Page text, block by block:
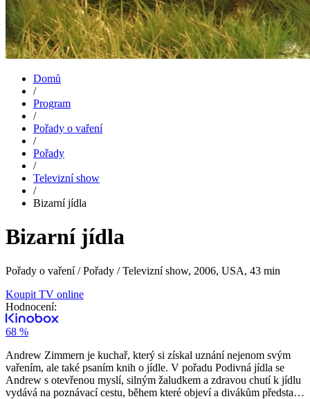
Domů
/
Program
/
Pořady o vaření
/
Pořady
/
Televizní show
/
Bizarní jídla
Bizarní jídla
Pořady o vaření / Pořady / Televizní show, 2006, USA, 43 min
Koupit TV online
Hodnocení:
68 %
Andrew Zimmern je kuchař, který si získal uznání nejenom svým
vařením, ale také psaním knih o jídle. V pořadu Podivná jídla se
Andrew s otevřenou myslí, silným žaludkem a zdravou chutí k jídlu
vydává na poznávací cestu, během které objeví a divákům představí